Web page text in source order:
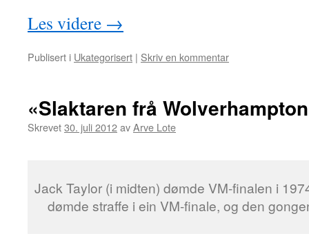
Les videre →
Publisert i Ukategorisert | Skriv en kommentar
«Slaktaren frå
Skrevet30. juli 2012avArve Lote
Jack Taylor (i midten) dømde VM-finalen i
dømde straffe i ein VM-finale, og den